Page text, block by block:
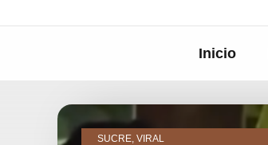
Inicio
SUCRE, VIRAL